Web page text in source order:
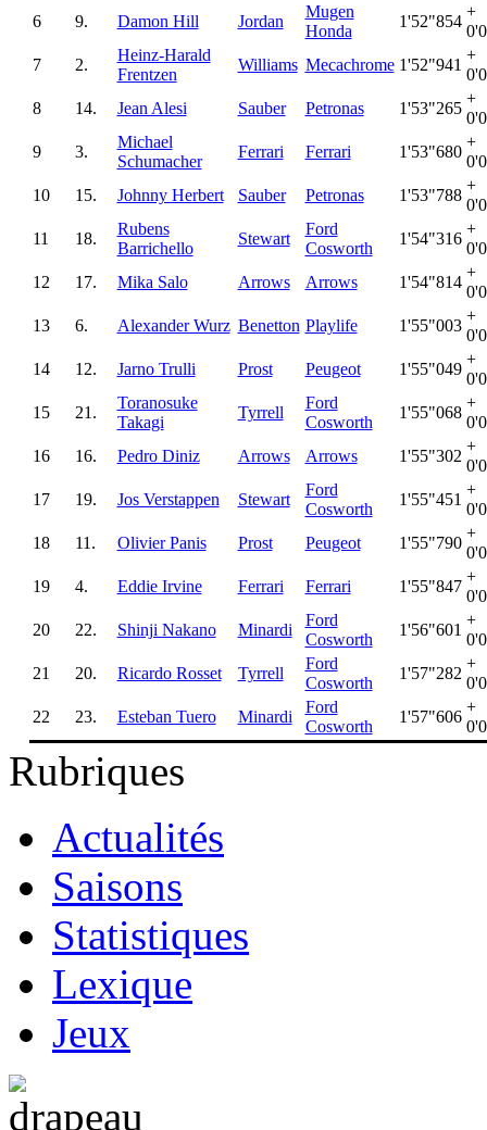
6
9. Damon Hill Jordan
Mugen
Honda
1'52"854
+
7
2.
Heinz-Harald
Frentzen
Williams Mecachrome 1'52"941
+
8
14. Jean Alesi Sauber Petronas 1'53"265
+
9
3.
Michael
Schumacher
Ferrari Ferrari 1'53"680
+
10
15. Johnny Herbert Sauber Petronas 1'53"788
+
11
18.
Rubens
Barrichello
Stewart
Ford
Cosworth
1'54"316
+
12
17. Mika Salo Arrows Arrows 1'54"814
+
13
6. Alexander Wurz Benetton Playlife 1'55"003
+
14
12. Jarno Trulli Prost Peugeot 1'55"049
+
15
21.
Toranosuke
Takagi
Tyrrell
Ford
Cosworth
1'55"068
+
16
16. Pedro Diniz Arrows Arrows 1'55"302
+
17
19. Jos Verstappen Stewart
Ford
Cosworth
1'55"451
+
18
11. Olivier Panis Prost Peugeot 1'55"790
+
19
4. Eddie Irvine Ferrari Ferrari 1'55"847
+
20
22. Shinji Nakano Minardi
Ford
Cosworth
1'56"601
+
21
20. Ricardo Rosset Tyrrell
Ford
Cosworth
1'57"282
+
22
23. Esteban Tuero Minardi
Ford
Cosworth
1'57"606
+
Rubriques
Actualités
Saisons
Statistiques
Lexique
Jeux